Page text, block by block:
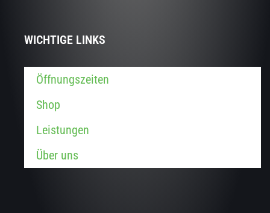
WICHTIGE LINKS
Öffnungszeiten
Shop
Leistungen
Über uns